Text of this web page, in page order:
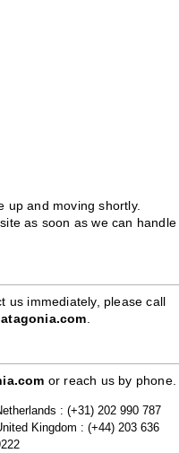
up and moving shortly.
as soon as we can handle
us immediately, please call
.
or reach us by phone.
: (+31) 202 990 787
Kingdom : (+44) 203 636